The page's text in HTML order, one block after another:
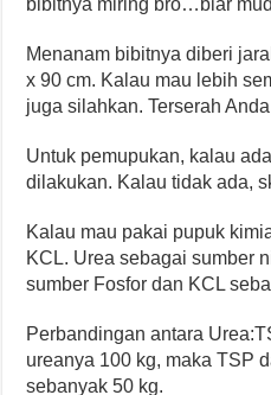
Menanam bibitnya diberi
x 90 cm. Kalau mau lebih
juga silahkan. Terserah
Untuk pemupukan, kalau
dilakukan. Kalau tidak ada,
Kalau mau pakai pupuk
KCL. Urea sebagai sumber
sumber Fosfor dan KCL
Perbandingan antara
ureanya 100 kg, maka TSP
sebanyak 50 kg.